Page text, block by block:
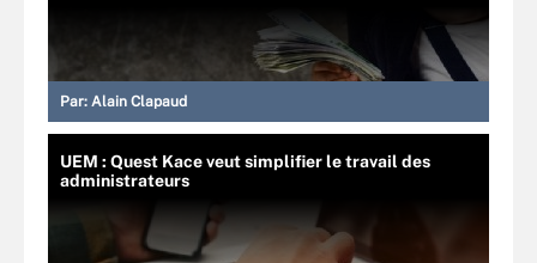
Par: Alain Clapaud
UEM : Quest Kace veut simplifier le travail des
administrateurs